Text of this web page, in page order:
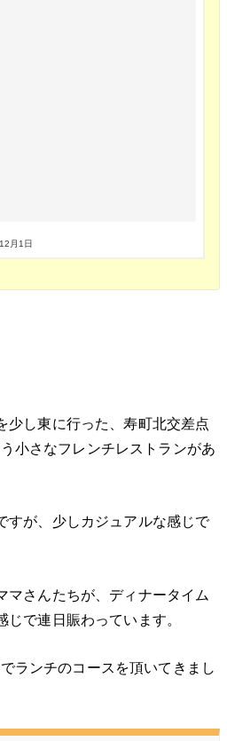
月1日
少し東に行った、寿町北交差点
小さなフレンチレストランがあ
すが、少しカジュアルな感じで
マさんたちが、ディナータイム
で連日賑わっています。
ランチのコースを頂いてきまし